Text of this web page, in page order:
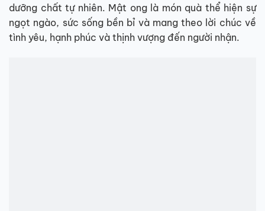
dưỡng chất tự nhiên. Mật ong là món quà thể hiện sự
ngọt ngào, sức sống bền bỉ và mang theo lời chúc về
tình yêu, hạnh phúc và thịnh vượng đến người nhận.